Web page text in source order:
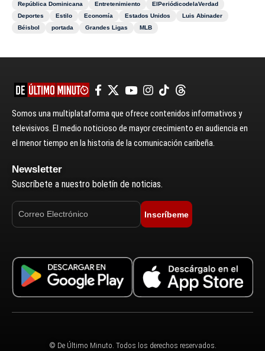
República Dominicana
Entretenimiento
ElPeriódicodelaVerdad
Deportes
Estilo Economía Estados Unidos
Luis Abinader
Béisbol
portada Grandes Ligas MLB
Somos una multiplataforma que ofrece contenidos informativos y
televisivos. El medio noticioso de mayor crecimiento en audiencia en
el menor tiempo en la historia de la comunicación caribeña.
Newsletter
Suscríbete a nuestro boletín de noticias.
Inscríbeme
© De Último Minuto. Todos los derechos reservados.